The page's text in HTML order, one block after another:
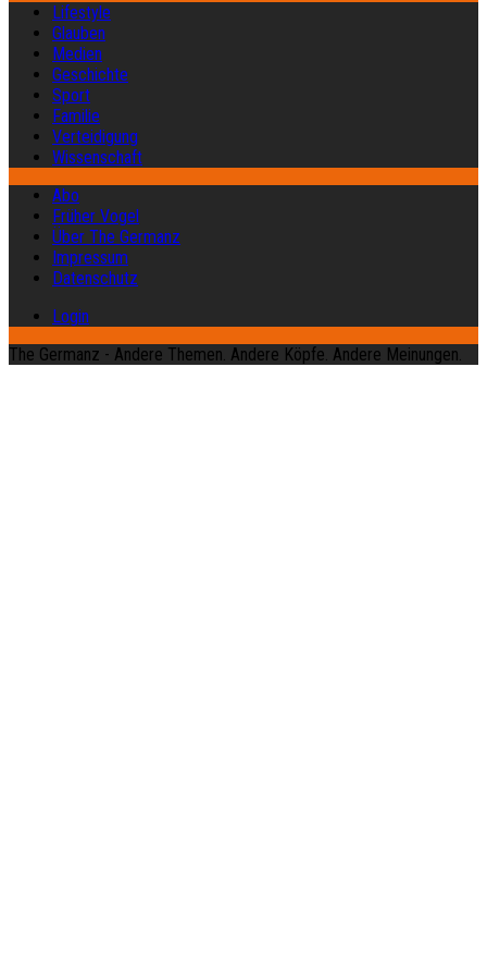
Lifestyle
Glauben
Medien
Geschichte
Sport
Familie
Verteidigung
Wissenschaft
Abo
Früher Vogel
Über The Germanz
Impressum
Datenschutz
Login
The Germanz - Andere Themen. Andere Köpfe. Andere Meinungen.